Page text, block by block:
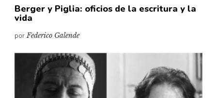
Berger y Piglia: oficios de la escritura y la
vida
porFederico Galende